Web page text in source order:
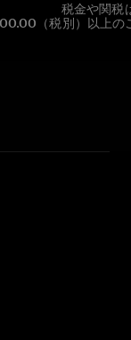
税金や関税
（税別）以上の